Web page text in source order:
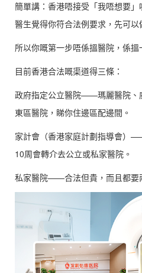
簡單講：香港唔接受「我唔想要」
醫生覺得你符合法例要求，先可以
所以你嘅第一步唔係搵醫院，係搵
目前香港合法嘅渠道得三條：
政府指定公立醫院——瑪麗醫院、
東區醫院，睇你住邊區配邊間。
家計會（香港家庭計劃指導會）
10周會轉介去公立或私家醫院。
私家醫院——合法但貴，而且都要